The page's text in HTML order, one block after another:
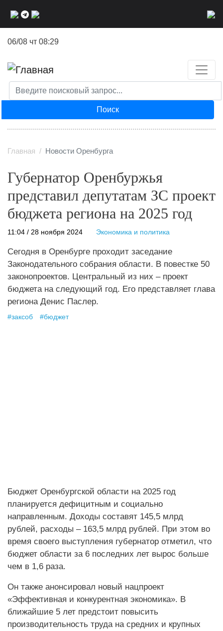
06/08 чт 08:29
Поиск
Главная Новости Оренбурга
Губернатор Оренбуржья
представил депутатам ЗС проект
бюджета региона на 2025 год
11:04 / 28 ноября 2024 Экономика и политика
Сегодня в Оренбурге проходит заседание
Законодательного собрания области. В повестке 50
законопроектов. Центральный из них – проект
бюджета на следующий год. Его представляет глава
региона Денис Паслер.
#заксоб #бюджет
Бюджет Оренбургской области на 2025 год
планируется дефицитным и социально
направленным. Доходы составят 145,5 млрд
рублей, расходы – 163,5 млрд рублей. При этом во
время своего выступления губернатор отметил, что
бюджет области за 6 последних лет вырос больше
чем в 1,6 раза.
Он также анонсировал новый нацпроект
«Эффективная и конкурентная экономика». В
ближайшие 5 лет предстоит повысить
производительность труда на средних и крупных